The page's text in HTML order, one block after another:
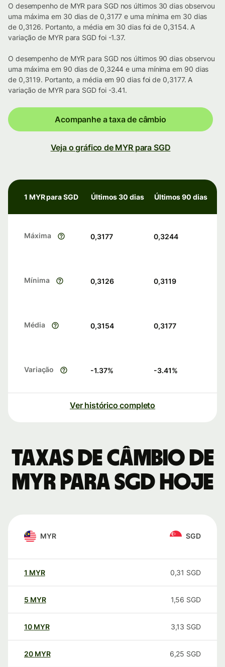
O desempenho de MYR para SGD nos últimos 30 dias observou
uma máxima em 30 dias de 0,3177 e uma mínima em 30 dias
de 0,3126. Portanto, a média em 30 dias foi de 0,3154. A
variação de MYR para SGD foi -1.37.
O desempenho de MYR para SGD nos últimos 90 dias observou
uma máxima em 90 dias de 0,3244 e uma mínima em 90 dias
de 0,3119. Portanto, a média em 90 dias foi de 0,3177. A
variação de MYR para SGD foi -3.41.
Acompanhe a taxa de câmbio
Veja o gráfico de MYR para SGD
1 MYR para SGD Últimos 30 dias Últimos 90 dias
Máxima 0,3177 0,3244
Mínima 0,3126 0,3119
Média 0,3154 0,3177
Variação -1.37% -3.41%
Ver histórico completo
Taxas de câmbio de
MYR para SGD hoje
MYR SGD
1 MYR 0,31 SGD
5 MYR 1,56 SGD
10 MYR 3,13 SGD
20 MYR 6,25 SGD